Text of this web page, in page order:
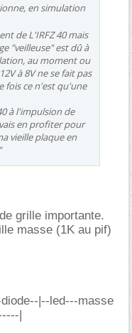
en simulation
de L'IRFZ 40 mais
"veilleuse" est dû à
au moment ou
à 8V ne se fait pas
fois ce n'est qu'une
à l'impulsion de
en profiter pour
vieille plaque en
grille importante.
masse (1K au pif)
|--led---masse
|